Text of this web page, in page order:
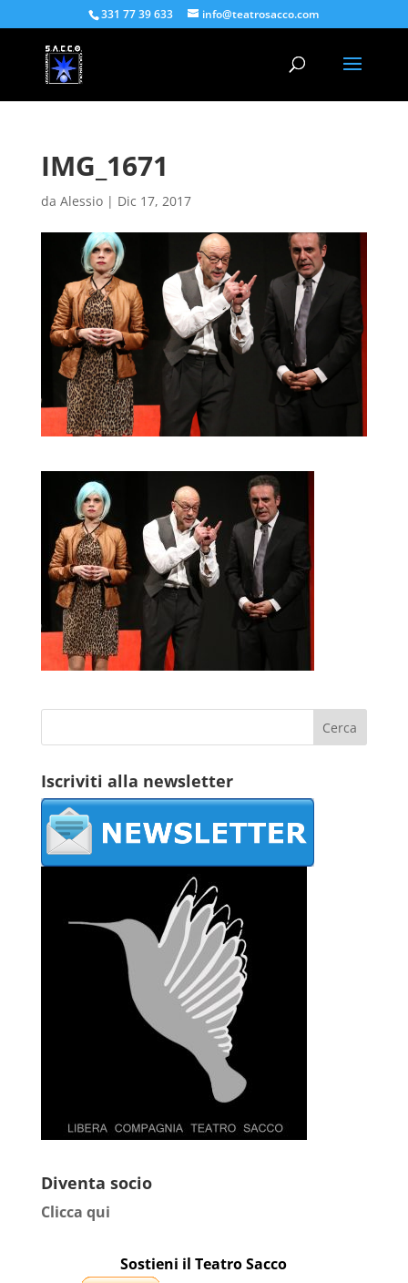
331 77 39 633 info@teatrosacco.com
IMG_1671
da Alessio| Dic 17, 2017
Iscriviti alla newsletter
Diventa socio
Clicca qui
Sostieni il Teatro Sacco